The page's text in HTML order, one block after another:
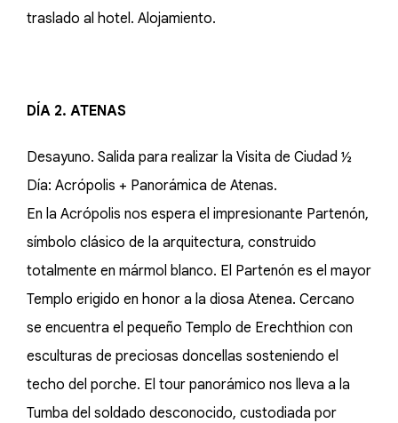
traslado al hotel. Alojamiento.
DÍA 2. ATENAS
Desayuno. Salida para realizar la Visita de Ciudad ½
Día: Acrópolis + Panorámica de Atenas.
En la Acrópolis nos espera el impresionante Partenón,
símbolo clásico de la arquitectura, construido
totalmente en mármol blanco. El Partenón es el mayor
Templo erigido en honor a la diosa Atenea. Cercano
se encuentra el pequeño Templo de Erechthion con
esculturas de preciosas doncellas sosteniendo el
techo del porche. El tour panorámico nos lleva a la
Tumba del soldado desconocido, custodiada por